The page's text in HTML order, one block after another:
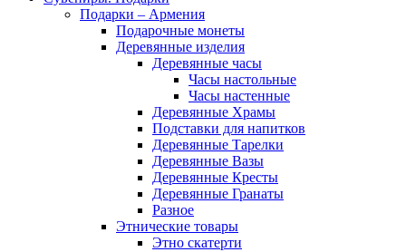
Подарки – Армения
Подарочные монеты
Деревянные изделия
Деревянные часы
Часы настольные
Часы настенные
Деревянные Храмы
Подставки для напитков
Деревянные Тарелки
Деревянные Вазы
Деревянные Кресты
Деревянные Гранаты
Разное
Этнические товары
Этно скатерти